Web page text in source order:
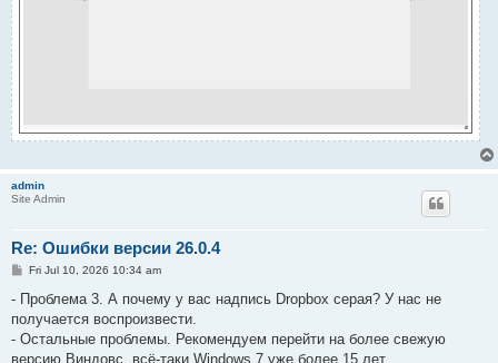
admin
Site Admin
Re: Ошибки версии 26.0.4
P
s
Fri Jul 10, 2026 10:34 am
- Проблема 3. А почему у вас надпись Dropbox серая? У нас не
получается воспроизвести.
- Остальные проблемы. Рекомендуем перейти на более свежую
версию Виндовс, всё-таки Windows 7 уже более 15 лет.